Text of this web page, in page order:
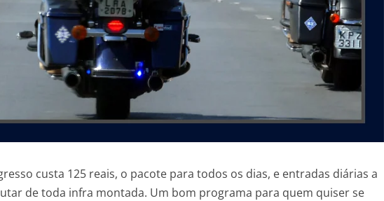
custa 125 reais, o pacote para todos os dias, e entradas diárias a
de toda infra montada. Um bom programa para quem quiser se